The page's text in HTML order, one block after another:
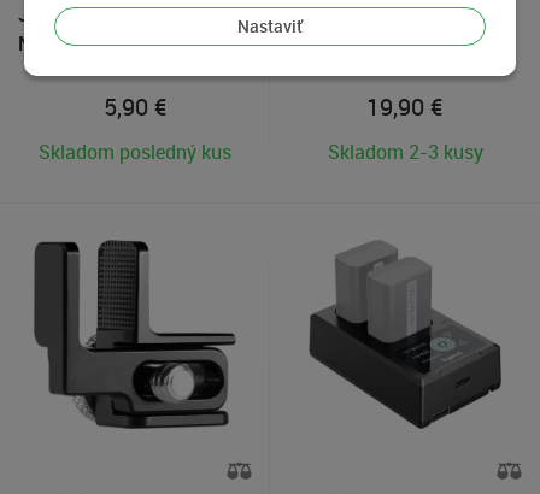
Nastaviť
Jupio Charger Plate pre
Nikon EN-EL15
5,90 €
Skladom posledný kus
Hama rýchla sieťová USB
nabíjačka 4x USB (1x QC),
33 W
19,90 €
Skladom 2-3 kusy